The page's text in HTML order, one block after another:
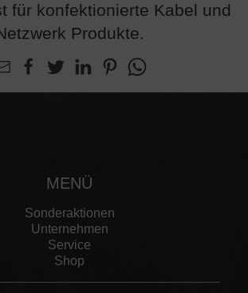
für konfektionierte Kabel und
Produkte.
MENÜ
Sonderaktionen
Unternehmen
Service
Shop